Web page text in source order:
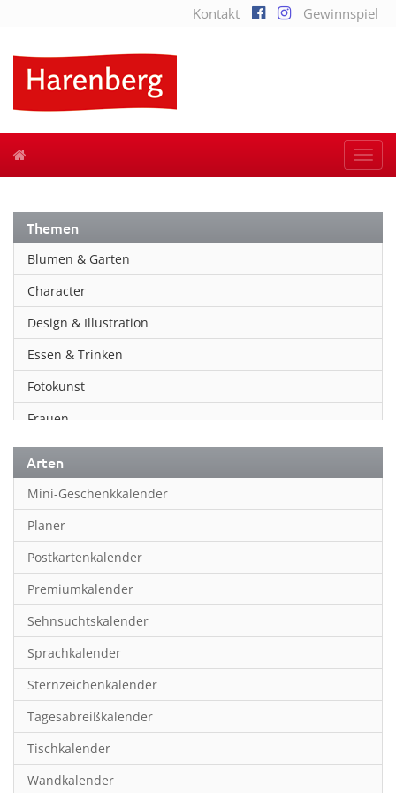
Kontakt Gewinnspiel
Themen
Blumen & Garten
Character
Design & Illustration
Essen & Trinken
Fotokunst
Frauen
Fußball
Geschichte
Humor & Cartoon
Inspiration & Entspannung
Inspiration & Spiritualität
Kinderkalender
Kunst
Länder & Städte
Landschaft & Natur
Lifestyle
Literatur
Arten
Mini-Geschenkkalender
Planer
Postkartenkalender
Premiumkalender
Sehnsuchtskalender
Sprachkalender
Sternzeichenkalender
Tagesabreißkalender
Tischkalender
Wandkalender